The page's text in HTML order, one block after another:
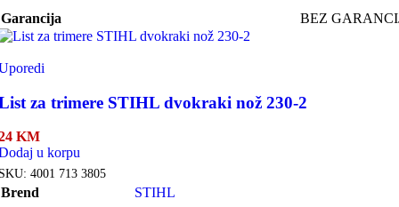
Garancija BEZ
za trimere STIHL dvokraki nož 230-2
KM
u korpu
4001 713 3805
Brend STIHL